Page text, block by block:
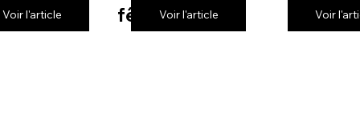
Voir l'article
fête de village
Voir l'article Voir